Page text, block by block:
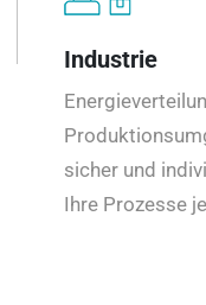
Industrie
sicher und
Ihre Prozesse